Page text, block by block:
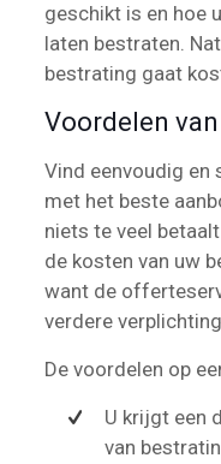
geschikt is en hoe
laten bestraten.
bestrating gaat
Voordelen
Vind eenvoudig
met het beste
niets te veel
de kosten van uw
want de
verdere
De voordelen op
U krijgt een
van